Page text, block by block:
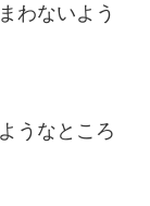
わないよう
うなところ